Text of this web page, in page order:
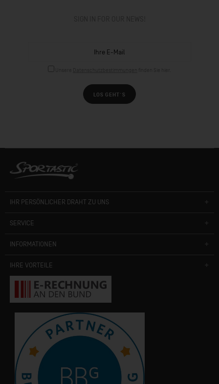
LOS GEHT´S
IHR PERSÖNLICHER DRAHT ZU UNS
SERVICE
INFORMATIONEN
IHRE VORTEILE